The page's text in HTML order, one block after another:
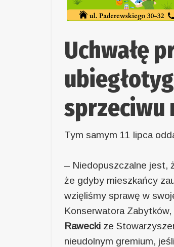
Uchwałę
sprzeciwu
Tym samym 11 lipca
– Niedopuszczalne jest,
że gdyby mieszkańcy
wzięliśmy sprawę w
Konserwatora
Rawecki ze
nieudolnym gremium,